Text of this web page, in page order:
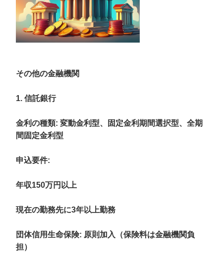
その他の金融機関
1. 信託銀行
金利の種類: 変動金利型、固定金利期間選択型、全期
間固定金利型
申込要件:
年収150万円以上
現在の勤務先に3年以上勤務
団体信用生命保険: 原則加入（保険料は金融機関負
担）